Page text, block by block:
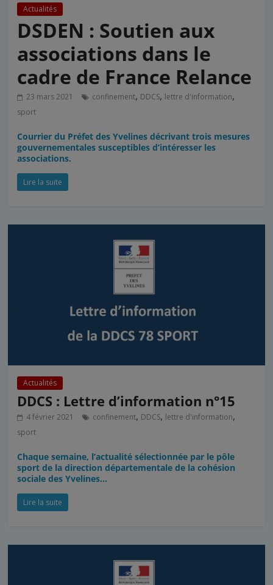
Actualités
DSDEN : Soutien aux
associations dans le
cadre de France Relance
23 mars 2021 confinement, DDCS, lettre d'information,
sport
Courrier du Préfet des Yvelines décrivant trois mesures
gouvernementales susceptibles d’intéresser les
associations.
Lire la suite
Actualités
DDCS : Lettre d’information n°15
4 février 2021 confinement, DDCS, lettre d'information,
sport
Chaque semaine, l’actualité sélectionnée par le pôle
sport de la direction départementale de la cohésion
sociale des Yvelines…
Lire la suite